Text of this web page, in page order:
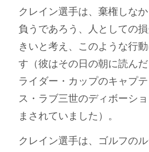
クレイン選手は、棄権しな
負うであろう、人としての
きいと考え、このような行
す（彼はその日の朝に読ん
ライダー・カップのキャプ
ス・ラブ三世のディボーシ
まされていました）。
クレイン選手は、ゴルフの